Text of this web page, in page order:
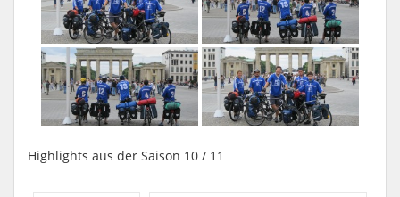
Highlights aus der Saison 10 / 11